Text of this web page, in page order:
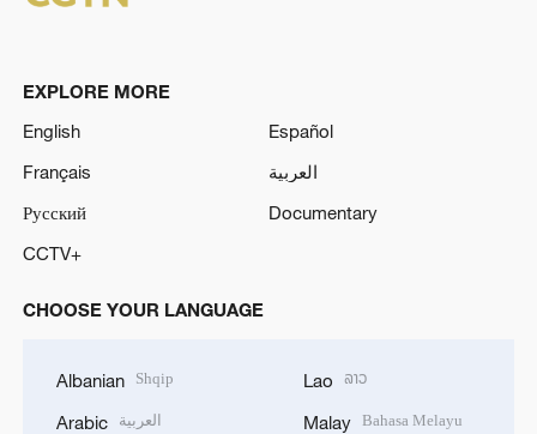
EXPLORE MORE
English
Español
Français
العربية
Русский
Documentary
CCTV+
CHOOSE YOUR LANGUAGE
Albanian Shqip
Arabic العربية
Lao ລາວ
Malay Bahasa Melayu